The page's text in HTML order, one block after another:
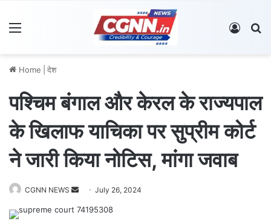
Log In
Home देश
पश्चिम बंगाल और केरल के राज्यपाल
के खिलाफ याचिका पर सुप्रीम कोर्ट
ने जारी किया नोटिस, मांगा जवाब
CGNN NEWS
e
July 26, 2024